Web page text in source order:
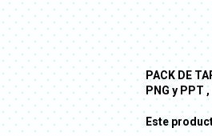
PACK DE
PNG y PPT
Este